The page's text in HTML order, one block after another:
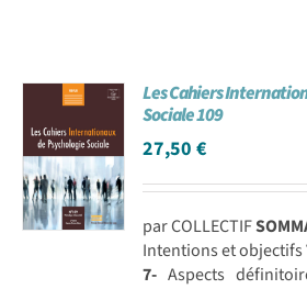
Les Cahiers
Sociale 109
27,50€
par COLLECTIF
Intentions et objectifs
7- Aspects